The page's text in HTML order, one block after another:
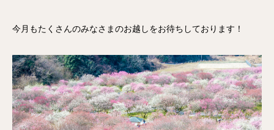
今月もたくさんのみなさまのお越しをお待ちしております！